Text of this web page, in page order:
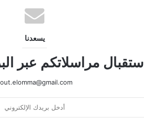
يسعدنا
استقبال مراسلاتكم عبر